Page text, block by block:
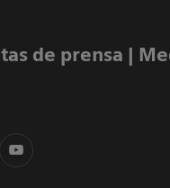
de prensa ​|